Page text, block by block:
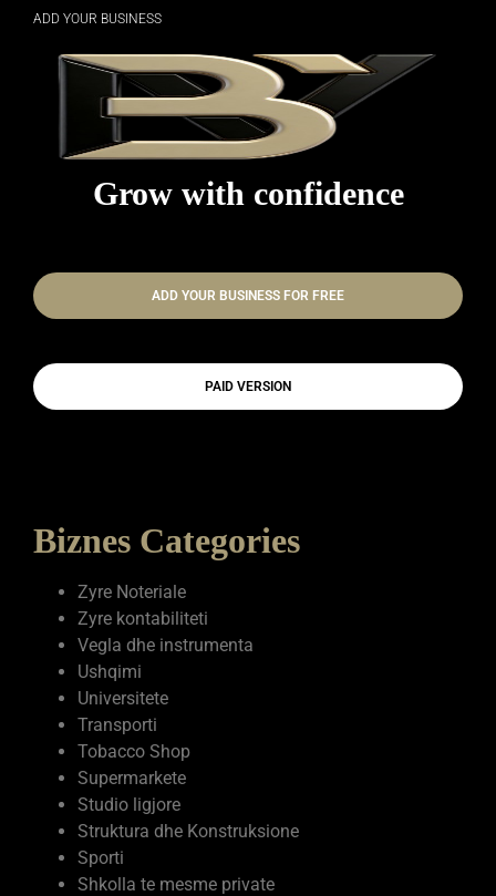
Grow with confidence
PAID VERSION
Zyre kontabiliteti
Vegla dhe instrumenta
Ushqimi
Universitete
Transporti
Tobacco Shop
Supermarkete
Studio ligjore
Struktura dhe Konstruksione
Sporti
Shkolla te mesme private
Shërbime